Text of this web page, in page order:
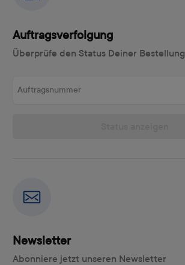
Auftragsverfolgung
Überprüfe den Status Deiner Bestellung
Newsletter
Abonniere jetzt unseren Newsletter